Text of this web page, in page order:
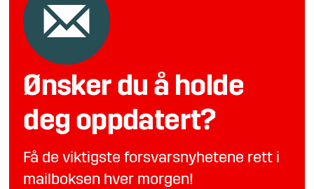
Ønsker du å holde
deg oppdatert?
Få de viktigste forsvarsnyhetene rett i
mailboksen hver morgen!